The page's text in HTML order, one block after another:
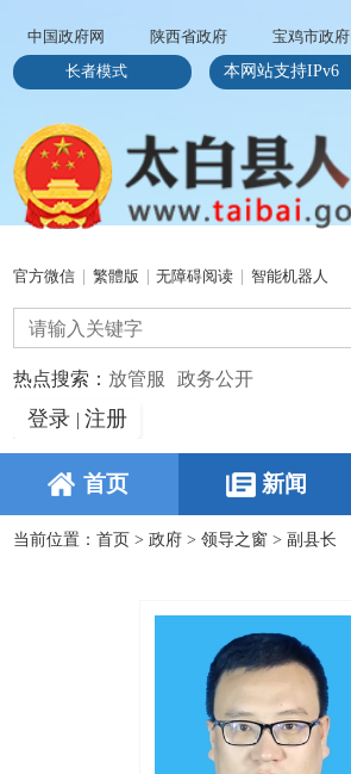
中国政府网 陕西省政府
宝鸡市政府
长者模式
本网站支持IPv6
官方微信 繁體版 无障碍阅读 智能机器人
热点搜索： 放管服 政务公开
登录 注册
首页 新闻
当前位置：首页 >政府 >领导之窗 > 副县长